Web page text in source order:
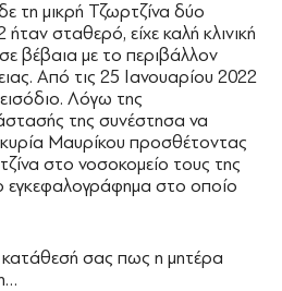
τη μικρή Τζωρτζίνα δύο
σταθερό, είχε καλή κλινική
βέβαια με το περιβάλλον
Από τις 25 Ιανουαρίου 2022
Λόγω της
της συνέστησα να
κυρία Μαυρίκου προσθέτοντας
στο νοσοκομείο τους της
εγκεφαλογράφημα στο οποίο
σας πως η μητέρα